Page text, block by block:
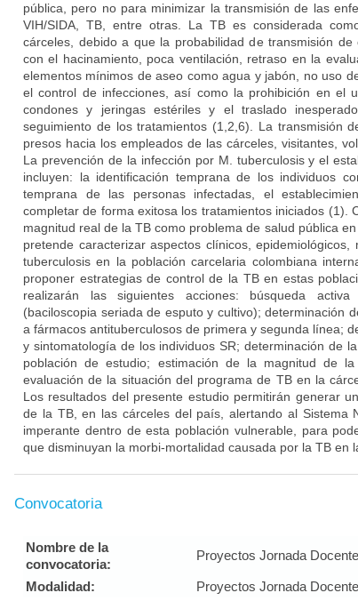
pública, pero no para minimizar la transmisión de las
VIH/SIDA, TB, entre otras. La TB es considerada
cárceles, debido a que la probabilidad de transmisión
con el hacinamiento, poca ventilación, retraso en la
elementos mínimos de aseo como agua y jabón, no uso
el control de infecciones, así como la prohibición en el
condones y jeringas estériles y el traslado
seguimiento de los tratamientos (1,2,6). La transmisión
presos hacia los empleados de las cárceles, visitantes,
La prevención de la infección por M. tuberculosis y el
incluyen: la identificación temprana de los individuos
temprana de las personas infectadas, el
completar de forma exitosa los tratamientos iniciados (1).
magnitud real de la TB como problema de salud pública
pretende caracterizar aspectos clínicos,
tuberculosis en la población carcelaria colombiana
proponer estrategias de control de la TB en estas
realizarán las siguientes acciones: búsqueda
(baciloscopia seriada de esputo y cultivo); determinación
a fármacos antituberculosos de primera y segunda línea;
y sintomatología de los individuos SR; determinación de
población de estudio; estimación de la magnitud de la
evaluación de la situación del programa de TB en la
Los resultados del presente estudio permitirán generar
de la TB, en las cárceles del país, alertando al Sistema
imperante dentro de esta población vulnerable, para
que disminuyan la morbi-mortalidad causada por la TB en
Convocatoria
Nombre de la
convocatoria:
Proyectos Jornada Docente
Modalidad: Proyectos Jornada Docente